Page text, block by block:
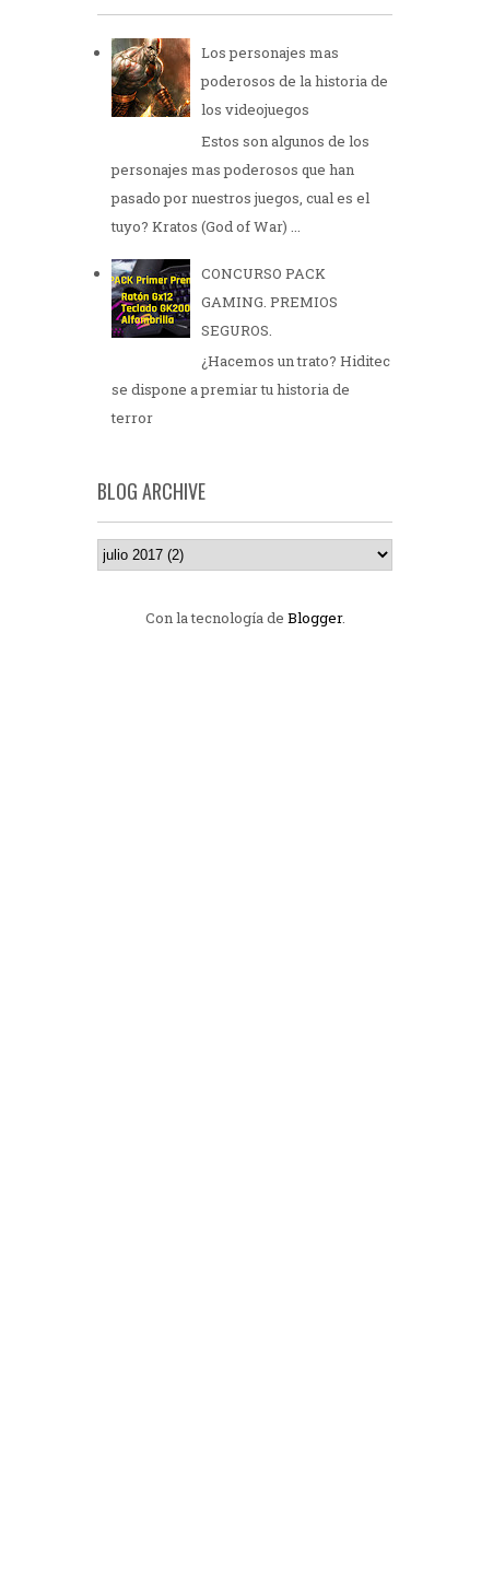
Los personajes mas
poderosos de la historia de
los videojuegos
Estos son algunos de los
personajes mas poderosos que han
pasado por nuestros juegos, cual es el
tuyo? Kratos (God of War) ...
CONCURSO PACK
GAMING. PREMIOS
SEGUROS.
¿Hacemos un trato? Hiditec
se dispone a premiar tu historia de
terror
BLOG ARCHIVE
Con la tecnología de Blogger.